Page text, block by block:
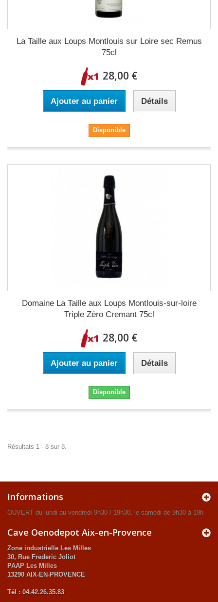
La Taille aux Loups Montlouis sur Loire sec Remus
75cl
28,00 €
Ajouter au panier Détails
Disponible
Domaine La Taille aux Loups Montlouis-sur-loire
Triple Zéro Cremant 75cl
28,00 €
Ajouter au panier Détails
Disponible
Résultats 1 - 8 sur 8.
Informations
OUVERT du lundi au vendredi 9h30 / 19h30, le samedi de 9h30 à 19h
Cave Oenodepot Aix-en-Provence
Zone industrielle Les Milles
30, Rue Frederic Joliot
PAAP Les Milles
13290 AIX-EN-PROVENCE
Tél : 04.42.26.35.83